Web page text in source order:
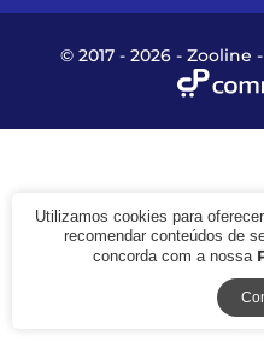
© 2017 - 2026 - Zooline
Utilizamos cookies para
recomendar conteúdos de
concorda com a nossa